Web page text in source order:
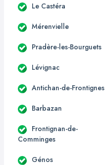
Le Castéra
Mérenvielle
Pradère-les-Bourguets
Lévignac
Antichan-de-Frontignes
Barbazan
Frontignan-de-
Comminges
Génos